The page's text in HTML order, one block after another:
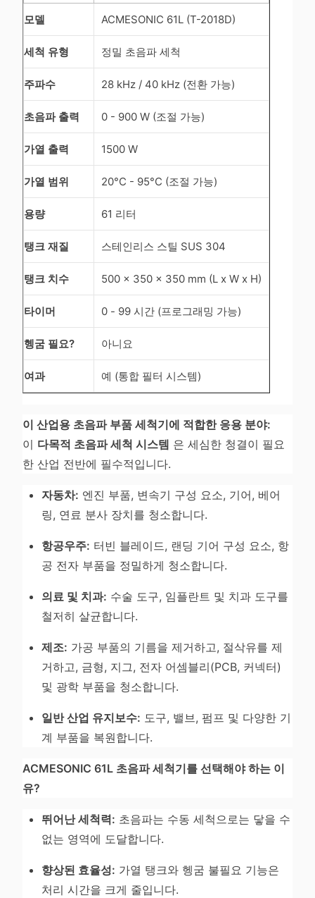
모델 ACMESONIC 61L (T-2018D)
세척 유형 정밀 초음파 세척
주파수 28 kHz / 40 kHz (전환 가능)
초음파 출력 0 - 900 W (조절 가능)
가열 출력 1500 W
가열 범위 20°C - 95°C (조절 가능)
용량 61 리터
탱크 재질 스테인리스 스틸 SUS 304
탱크 치수 500 x 350 x 350 mm (L x W x H)
타이머 0 - 99 시간 (프로그래밍 가능)
헹굼 필요? 아니요
여과 예 (통합 필터 시스템)
이 산업용 초음파 부품 세척기에 적합한 응용 분야:
이 다목적 초음파 세척 시스템 은 세심한 청결이 필요
한 산업 전반에 필수적입니다.
자동차: 엔진 부품, 변속기 구성 요소, 기어, 베어
링, 연료 분사 장치를 청소합니다.
항공우주: 터빈 블레이드, 랜딩 기어 구성 요소, 항
공 전자 부품을 정밀하게 청소합니다.
의료 및 치과: 수술 도구, 임플란트 및 치과 도구를
철저히 살균합니다.
제조: 가공 부품의 기름을 제거하고, 절삭유를 제
거하고, 금형, 지그, 전자 어셈블리(PCB, 커넥터)
및 광학 부품을 청소합니다.
일반 산업 유지보수: 도구, 밸브, 펌프 및 다양한 기
계 부품을 복원합니다.
ACMESONIC 61L 초음파 세척기를 선택해야 하는 이
유?
뛰어난 세척력: 초음파는 수동 세척으로는 닿을 수
없는 영역에 도달합니다.
향상된 효율성: 가열 탱크와 헹굼 불필요 기능은
처리 시간을 크게 줄입니다.